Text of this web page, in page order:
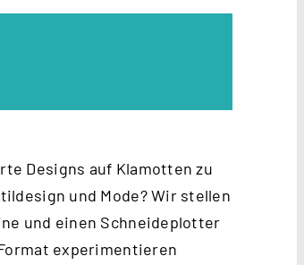
Designs auf Klamotten zu
und Mode? Wir stellen
und einen Schneideplotter
experimentieren